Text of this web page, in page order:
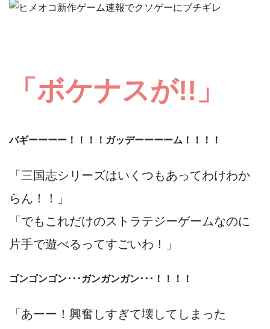
「ボケナスが!!」
バギーーーー！！！！ガッデーーーーム！！！！
「三国志シリーズはいくつもあってわけわか
らん！！」
「でもこれだけのストラテジーゲームなのに
片手で遊べるってすごいわ！」
ゴンゴンゴン･･･ガンガンガン･･･！！！！
「あーー！興奮しすぎて壊してしまった